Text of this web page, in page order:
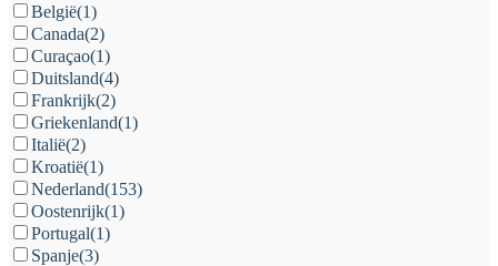
België(1)
Canada(2)
Curaçao(1)
Duitsland(4)
Frankrijk(2)
Griekenland(1)
Italië(2)
Kroatië(1)
Nederland(153)
Oostenrijk(1)
Portugal(1)
Spanje(3)